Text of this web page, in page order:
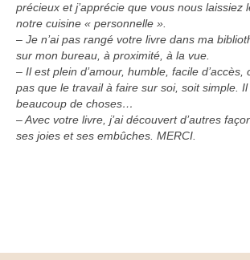
précieux et j’apprécie que vous nous laissiez
notre cuisine « personnelle ».
– Je n’ai pas rangé votre livre dans ma
sur mon bureau, à proximité, à la vue.
– Il est plein d’amour, humble, facile d’accès,
pas que le travail à faire sur soi, soit simple.
beaucoup de choses…
– Avec votre livre, j’ai découvert d’autres
ses joies et ses embûches. MERCI.